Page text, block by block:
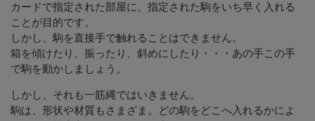
カードで指定された部屋に、指定された駒をいち早く入れる
ことが目的です。
しかし、駒を直接手で触れることはできません。
箱を傾けたり、振ったり、斜めにしたり・・・あの手この手
で駒を動かしましょう。
しかし、それも一筋縄ではいきません。
駒は、形状や材質もさまざま。どの駒をどこへ入れるかによ